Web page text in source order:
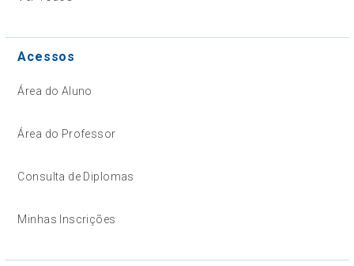
Acessos
Área do Aluno
Área do Professor
Consulta de Diplomas
Minhas Inscrições